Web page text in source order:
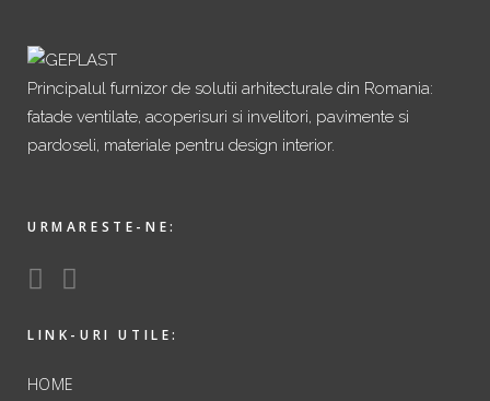
Principalul furnizor de solutii arhitecturale din Romania:
fatade ventilate, acoperisuri si invelitori, pavimente si
pardoseli, materiale pentru design interior.
URMARESTE-NE:
LINK-URI UTILE:
HOME